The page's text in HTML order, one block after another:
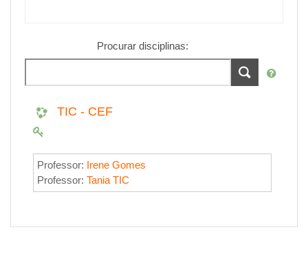
Procurar disciplinas:
TIC - CEF
Professor: Irene Gomes
Professor: Tania TIC